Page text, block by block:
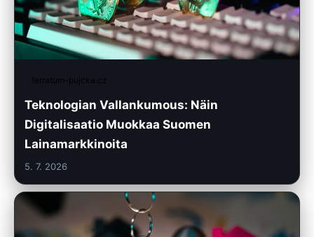
ferratum-pujcka.cz
Teknologian Vallankumous: Näin
Digitalisaatio Muokkaa Suomen
Lainamarkkinoita
5. 7. 2026